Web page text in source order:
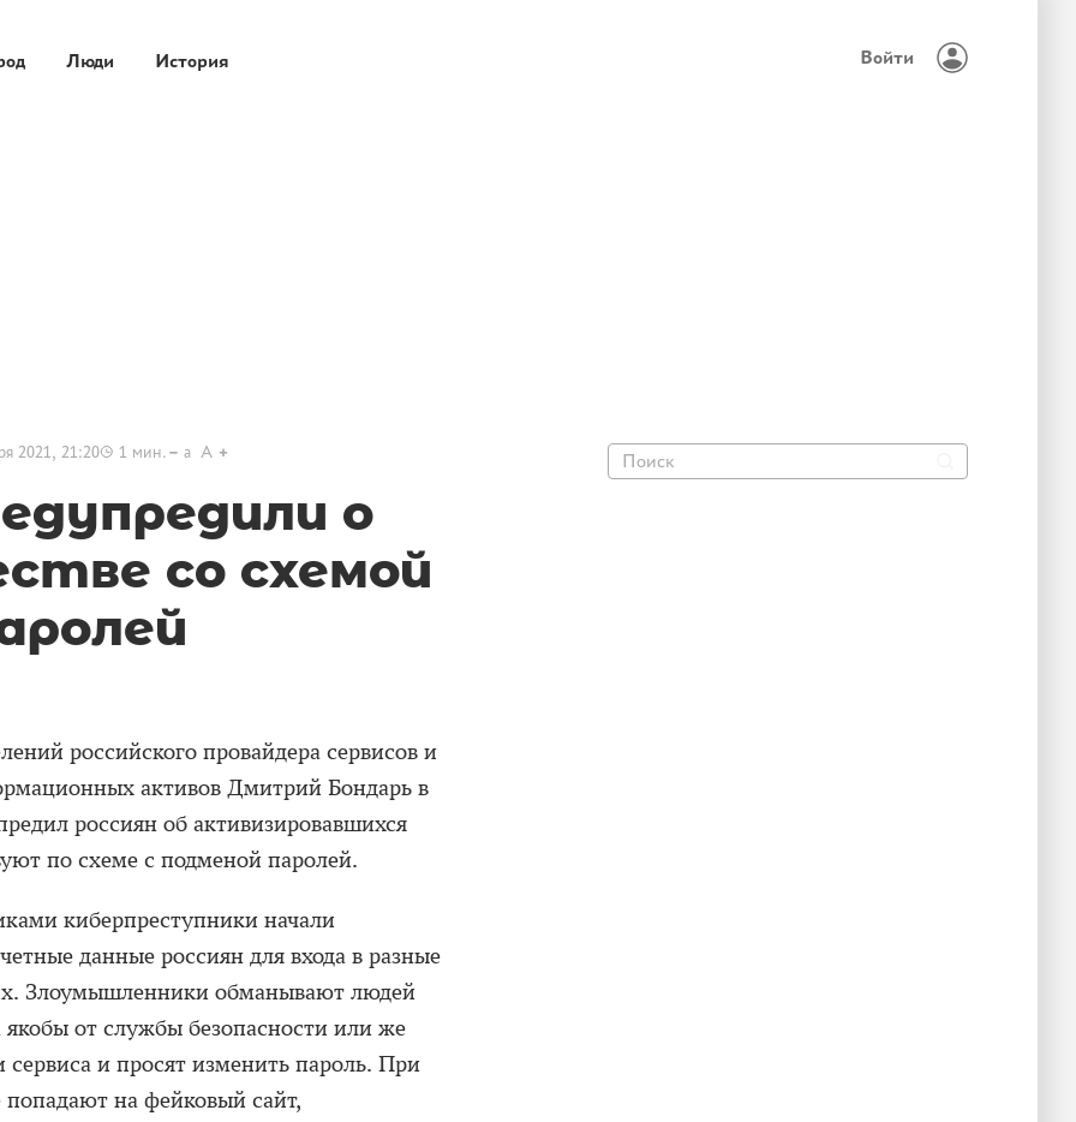
Люди История Войти
2021, 21:20 1 мин. a A
о
со схемой
российского провайдера сервисов и
активов Дмитрий Бондарь в
россиян об активизировавшихся
по схеме с подменой паролей.
киберпреступники начали
данные россиян для входа в разные
Злоумышленники обманывают людей
от службы безопасности или же
сервиса и просят изменить пароль. При
на фейковый сайт,